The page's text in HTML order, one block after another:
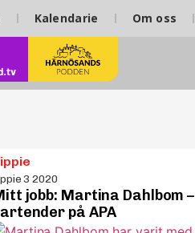
Kalendarie Om oss
3 2020
jobb: Martina Dahlbom –
på APA